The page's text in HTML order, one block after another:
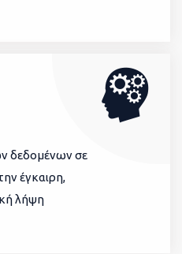
δεδομένων σε
έγκαιρη,
λήψη